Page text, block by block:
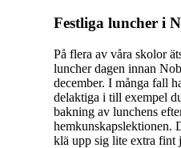
Festliga luncher i
På flera av våra skolor
luncher dagen innan
december. I många fall
delaktiga i till exempel
bakning av lunchens
hemkunskapslektionen.
klä upp sig lite extra fint